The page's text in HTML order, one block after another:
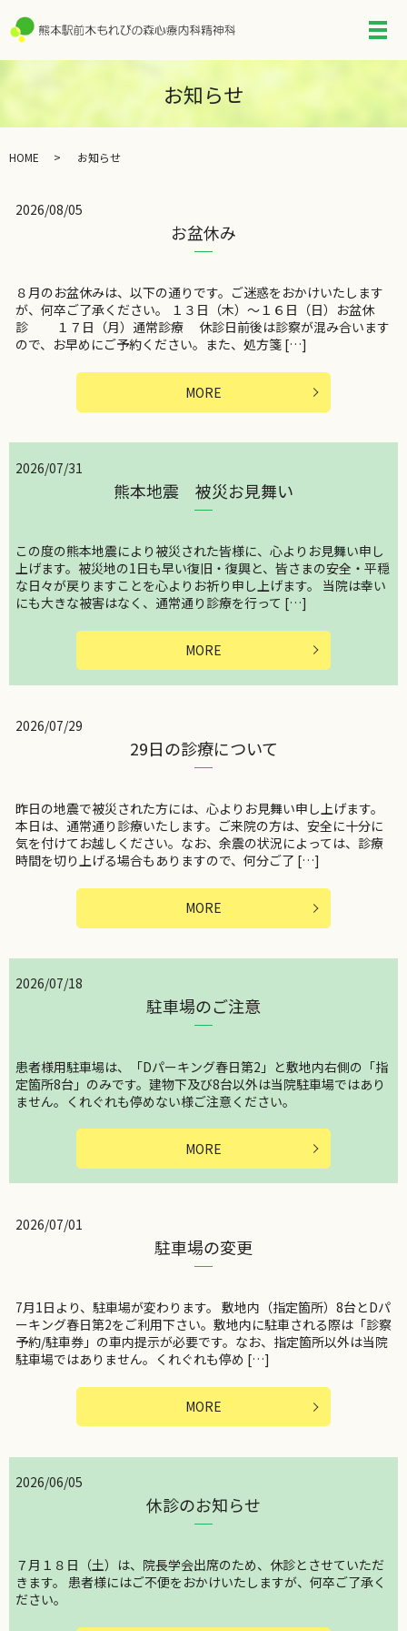
メ
お知らせ
HOME お知らせ
2026/08/05
お盆休み
８月のお盆休みは、以下の通りです。ご迷惑をおかけいたします
が、何卒ご了承ください。 １３日（木）～１６日（日）お盆休
診 １７日（月）通常診療 休診日前後は診察が混み合います
ので、お早めにご予約ください。また、処方箋 […]
MORE
2026/07/31
熊本地震 被災お見舞い
この度の熊本地震により被災された皆様に、心よりお見舞い申し
上げます。被災地の1日も早い復旧・復興と、皆さまの安全・平穏
な日々が戻りますことを心よりお祈り申し上げます。 当院は幸い
にも大きな被害はなく、通常通り診療を行って […]
MORE
2026/07/29
29日の診療について
昨日の地震で被災された方には、心よりお見舞い申し上げます。
本日は、通常通り診療いたします。ご来院の方は、安全に十分に
気を付けてお越しください。なお、余震の状況によっては、診療
時間を切り上げる場合もありますので、何分ご了 […]
MORE
2026/07/18
駐車場のご注意
患者様用駐車場は、「Dパーキング春日第2」と敷地内右側の「指
定箇所8台」のみです。建物下及び8台以外は当院駐車場ではあり
ません。くれぐれも停めない様ご注意ください。
MORE
2026/07/01
駐車場の変更
7月1日より、駐車場が変わります。 敷地内（指定箇所）8台とDパ
ーキング春日第2をご利用下さい。敷地内に駐車される際は「診察
予約/駐車券」の車内提示が必要です。なお、指定箇所以外は当院
駐車場ではありません。くれぐれも停め […]
MORE
2026/06/05
休診のお知らせ
７月１８日（土）は、院長学会出席のため、休診とさせていただ
きます。 患者様にはご不便をおかけいたしますが、何卒ご了承く
ださい。